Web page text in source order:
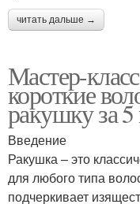
читать дальше →
Мастер-
короткие
ракушку за
Введение
Ракушка – это
для любого типа
подчеркивает